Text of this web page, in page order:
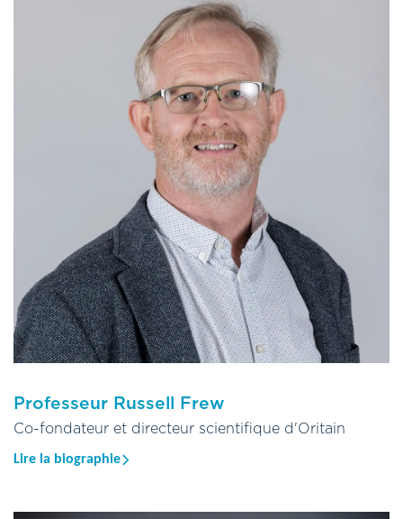
Professeur Russell Frew
Co-fondateur et directeur scientifique d'Oritain
Russell est un chimiste analyste qui a débuté sa carrière en
stables pour étudier les processus océaniques. En tant que
Lire la biographie